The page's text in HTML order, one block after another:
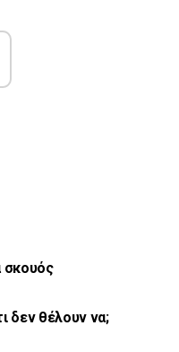
σκουός
δεν θέλουν να;